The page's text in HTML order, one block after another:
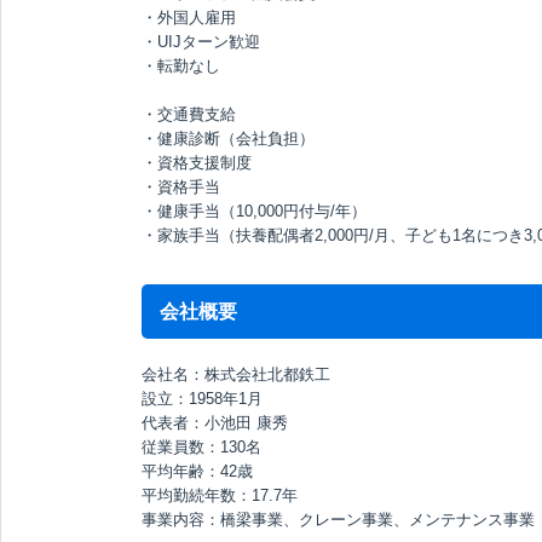
・外国人雇用
・UIJターン歓迎
・転勤なし
・交通費支給
・健康診断（会社負担）
・資格支援制度
・資格手当
・健康手当（10,000円付与/年）
・家族手当（扶養配偶者2,000円/月、子ども1名につき
会社概要
会社名：株式会社北都鉄工
設立：1958年1月
代表者：小池田 康秀
従業員数：130名
平均年齢：42歳
平均勤続年数：17.7年
事業内容：橋梁事業、クレーン事業、メンテナンス事業